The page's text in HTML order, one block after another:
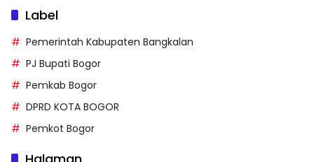
Label
Pemerintah Kabupaten Bangkalan
PJ Bupati Bogor
Pemkab Bogor
DPRD KOTA BOGOR
Pemkot Bogor